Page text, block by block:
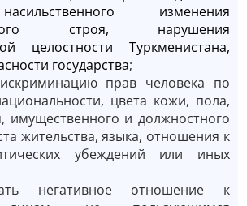
изменения
строя, нарушения
целостности Туркменистана,
государства;
прав человека по
цвета кожи, пола,
имущественного и должностного
жительства, языка, отношения к
убеждений или иных
негативное отношение к